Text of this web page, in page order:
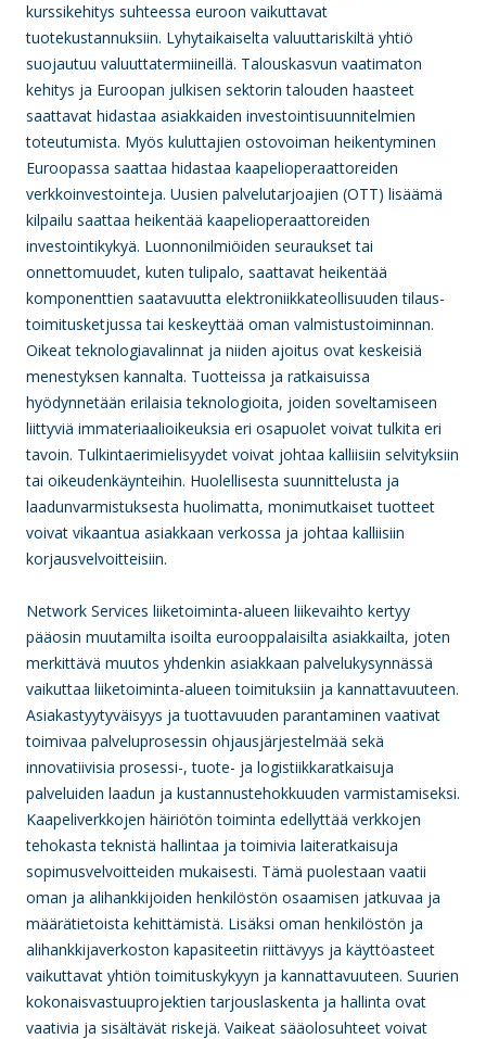
kurssikehitys suhteessa euroon vaikuttavat
tuotekustannuksiin. Lyhytaikaiselta valuuttariskiltä yhtiö
suojautuu valuuttatermiineillä. Talouskasvun vaatimaton
kehitys ja Euroopan julkisen sektorin talouden haasteet
saattavat hidastaa asiakkaiden investointisuunnitelmien
toteutumista. Myös kuluttajien ostovoiman heikentyminen
Euroopassa saattaa hidastaa kaapelioperaattoreiden
verkkoinvestointeja. Uusien palvelutarjoajien (OTT) lisäämä
kilpailu saattaa heikentää kaapelioperaattoreiden
investointikykyä. Luonnonilmiöiden seuraukset tai
onnettomuudet, kuten tulipalo, saattavat heikentää
komponenttien saatavuutta elektroniikkateollisuuden tilaus-
toimitusketjussa tai keskeyttää oman valmistustoiminnan.
Oikeat teknologiavalinnat ja niiden ajoitus ovat keskeisiä
menestyksen kannalta. Tuotteissa ja ratkaisuissa
hyödynnetään erilaisia teknologioita, joiden soveltamiseen
liittyviä immateriaalioikeuksia eri osapuolet voivat tulkita eri
tavoin. Tulkintaerimielisyydet voivat johtaa kalliisiin selvityksiin
tai oikeudenkäynteihin. Huolellisesta suunnittelusta ja
laadunvarmistuksesta huolimatta, monimutkaiset tuotteet
voivat vikaantua asiakkaan verkossa ja johtaa kalliisiin
korjausvelvoitteisiin.
Network Services liiketoiminta-alueen liikevaihto kertyy
pääosin muutamilta isoilta eurooppalaisilta asiakkailta, joten
merkittävä muutos yhdenkin asiakkaan palvelukysynnässä
vaikuttaa liiketoiminta-alueen toimituksiin ja kannattavuuteen.
Asiakastyytyväisyys ja tuottavuuden parantaminen vaativat
toimivaa palveluprosessin ohjausjärjestelmää sekä
innovatiivisia prosessi-, tuote- ja logistiikkaratkaisuja
palveluiden laadun ja kustannustehokkuuden varmistamiseksi.
Kaapeliverkkojen häiriötön toiminta edellyttää verkkojen
tehokasta teknistä hallintaa ja toimivia laiteratkaisuja
sopimusvelvoitteiden mukaisesti. Tämä puolestaan vaatii
oman ja alihankkijoiden henkilöstön osaamisen jatkuvaa ja
määrätietoista kehittämistä. Lisäksi oman henkilöstön ja
alihankkijaverkoston kapasiteetin riittävyys ja käyttöasteet
vaikuttavat yhtiön toimituskykyyn ja kannattavuuteen. Suurien
kokonaisvastuuprojektien tarjouslaskenta ja hallinta ovat
vaativia ja sisältävät riskejä. Vaikeat sääolosuhteet voivat